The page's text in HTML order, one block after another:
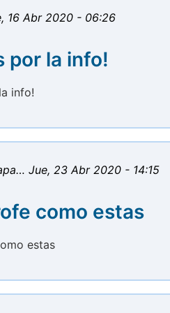
16 Abr 2020 - 06:26
por la info!
info!
Jue, 23 Abr 2020 - 14:15
como estas
estas